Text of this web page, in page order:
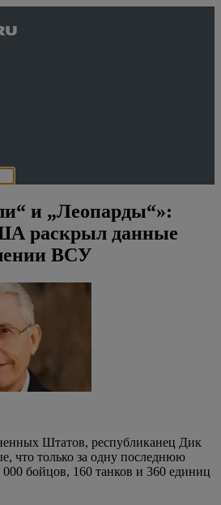
и „Леопарды“»:
раскрыл данные
ВСУ
Штатов, республиканец Дик
что только за одну последнюю
бойцов, 160 танков и 360 единиц